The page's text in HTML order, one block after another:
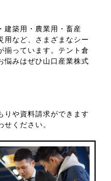
建築用・農業用・畜産
用など、さまざまなシー
揃っています。テント倉
悩みはぜひ山口産業株式
りや資料請求ができます
ください。